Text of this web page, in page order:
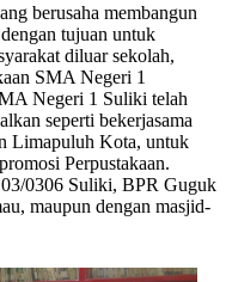
berusaha membangun
tujuan untuk
diluar sekolah,
SMA Negeri 1
Negeri 1 Suliki telah
seperti bekerjasama
Limapuluh Kota, untuk
Perpustakaan.
0306 Suliki, BPR Guguk
maupun dengan masjid-